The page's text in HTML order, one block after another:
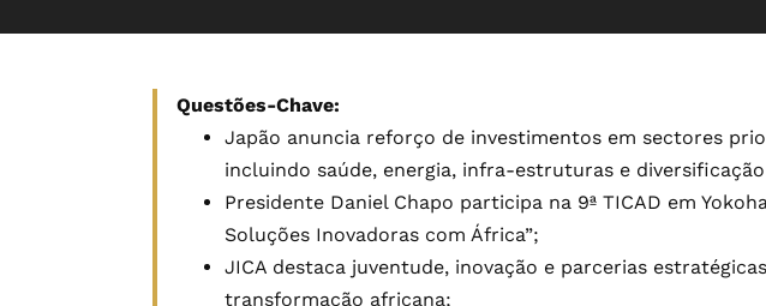
Questões-Chave:
Japão anuncia reforço de investimentos em sectores
incluindo saúde, energia, infra-estruturas e
Presidente Daniel Chapo participa na 9ª TICAD em
Soluções Inovadoras com África”;
JICA destaca juventude, inovação e parcerias
transformação africana;